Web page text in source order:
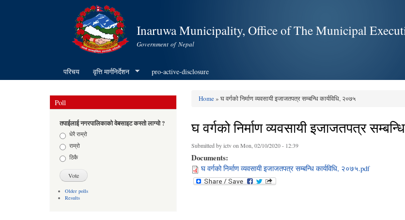
content
Inaruwa Municipality, Office of The Municipal
Government of Nepal
परिचय वृत्ति मार्गनिर्देशन pro-active-disclosure
Poll
तपाईलाई नगरपालिकाको वेबसाइट कस्तो लाग्यो ?
Choicesधेरै राम्रो
राम्रो
ठिकै
Older polls
Results
Home» घ वर्गको निर्माण व्यवसायी इजाजतपत्र सम्बन्धि कार्यविधि, २०७५
घ वर्गको निर्माण व्यवसायी इजाजतपत्र
Submitted byictvon Mon, 02/10/2020 - 12:39
Documents:
घ वर्गको निर्माण व्यवसायी इजाजतपत्र सम्बन्धि कार्यविधि, २०७५.pdf